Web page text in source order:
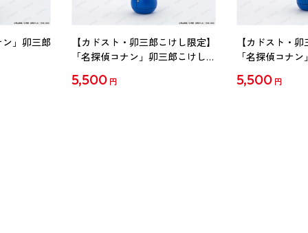
」卯三郎
【カドスト・卯三郎こけし限定】
「名探偵コナン」卯三郎こけし
5,500 円
【カドスト・
「名探偵コナ
5,500 円